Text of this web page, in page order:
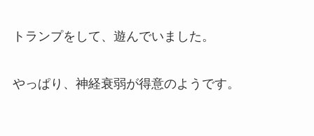
トランプをして、遊んでいました。
やっぱり、神経衰弱が得意のようです。